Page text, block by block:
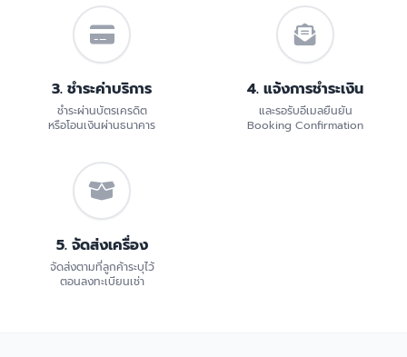
3. ชำระค่าบริการ
ชำระผ่านบัตรเครดิต
หรือโอนเงินผ่านธนาคาร
4. แจ้งการชำระเงิน
และรอรับอีเมลยืนยัน
Booking Confirmation
5. จัดส่งเครื่อง
จัดส่งตามที่ลูกค้าระบุไว้
ตอนลงทะเบียนเช่า